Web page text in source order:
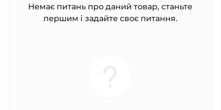
Немає питань про даний товар, станьте
першим і задайте своє питання.